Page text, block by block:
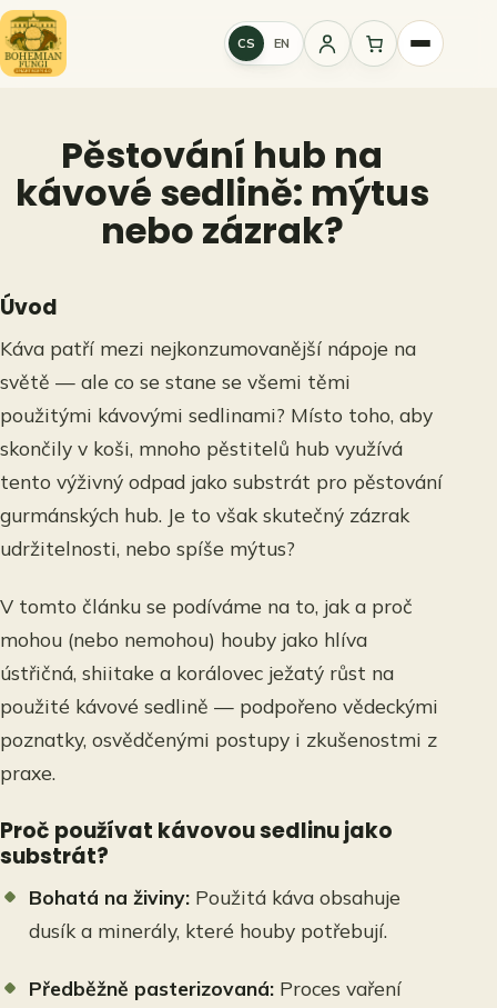
Přeskočit
na
obsah
CS EN
Přihlášení
Pěstování hub na
kávové sedlině: mýtus
nebo zázrak?
Úvod
Káva patří mezi nejkonzumovanější nápoje na
světě — ale co se stane se všemi těmi
použitými kávovými sedlinami? Místo toho, aby
skončily v koši, mnoho pěstitelů hub využívá
tento výživný odpad jako substrát pro pěstování
gurmánských hub. Je to však skutečný zázrak
udržitelnosti, nebo spíše mýtus?
V tomto článku se podíváme na to, jak a proč
mohou (nebo nemohou) houby jako hlíva
ústřičná, shiitake a korálovec ježatý růst na
použité kávové sedlině — podpořeno vědeckými
poznatky, osvědčenými postupy i zkušenostmi z
praxe.
Proč používat kávovou sedlinu jako
substrát?
Bohatá na živiny: Použitá káva obsahuje
dusík a minerály, které houby potřebují.
Předběžně pasterizovaná: Proces vaření